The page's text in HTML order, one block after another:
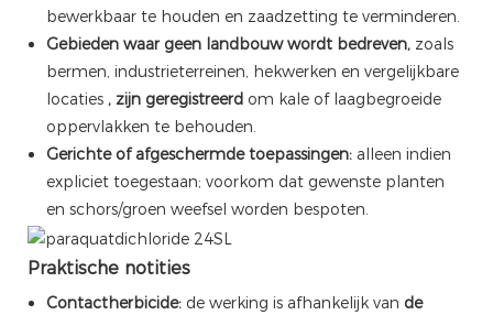
bewerkbaar te houden en zaadzetting te verminderen.
Gebieden waar geen landbouw wordt bedreven,zoals
bermen, industrieterreinen, hekwerken en vergelijkbare
locaties , zijn geregistreerdom kale of laagbegroeide
oppervlakken te behouden.
Gerichte of afgeschermde toepassingen:alleen indien
expliciet toegestaan; voorkom dat gewenste planten
en schors/groen weefsel worden bespoten.
Praktische notities
Contactherbicide:de werking is afhankelijk van de